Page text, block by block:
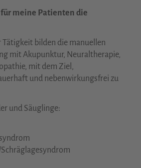
meine Patienten die
Tätigkeit bilden die manuellen
mit Akupunktur, Neuraltherapie,
mit dem Ziel,
und nebenwirkungsfrei zu
und Säuglinge: